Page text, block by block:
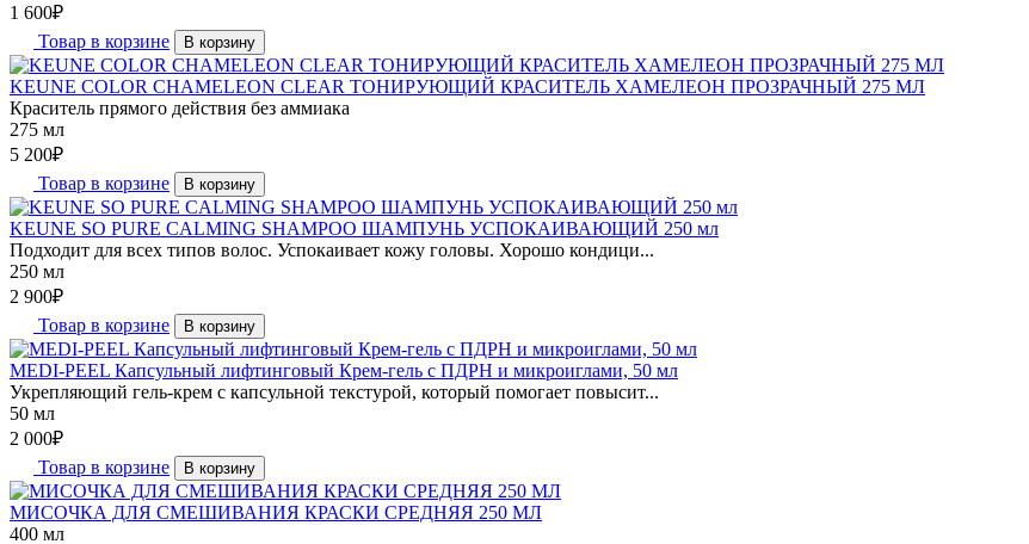
1 600₽
Товар в корзине
В корзину
KEUNE COLOR CHAMELEON CLEAR ТОНИРУЮЩИЙ КРАСИТЕЛЬ ХАМЕЛЕОН ПРОЗРАЧНЫЙ 275 МЛ
Краситель прямого действия без аммиака
275 мл
5 200₽
Товар в корзине
В корзину
KEUNE SO PURE CALMING SHAMPOO ШАМПУНЬ УСПОКАИВАЮЩИЙ 250 мл
Подходит для всех типов волос. Успокаивает кожу головы. Хорошо кондици...
250 мл
2 900₽
Товар в корзине
В корзину
MEDI-PEEL Капсульный лифтинговый Крем-гель с ПДРН и микроиглами, 50 мл
Укрепляющий гель-крем с капсульной текстурой, который помогает повысит...
50 мл
2 000₽
Товар в корзине
В корзину
МИСОЧКА ДЛЯ СМЕШИВАНИЯ КРАСКИ СРЕДНЯЯ 250 МЛ
400 мл